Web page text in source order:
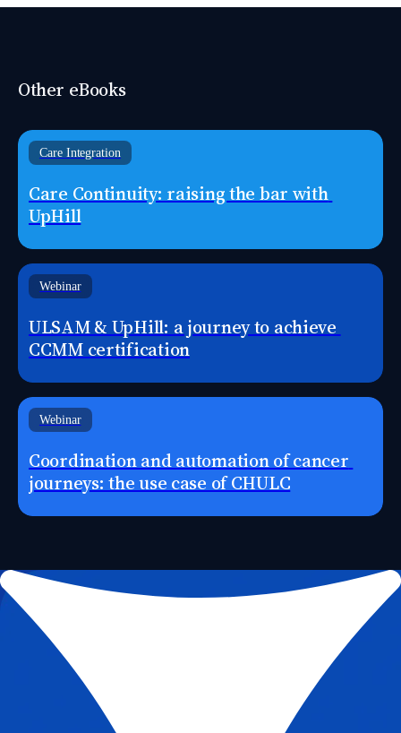
Other eBooks
Care Integration
Care Continuity: raising the bar with
UpHill
Request Access
Webinar
ULSAM & UpHill: a journey to achieve
CCMM certification
Request Access
Webinar
Coordination and automation of cancer
journeys: the use case of CHULC